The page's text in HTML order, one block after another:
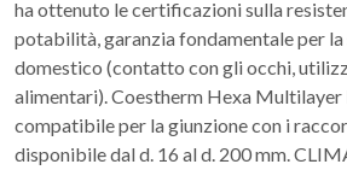
ha ottenuto le certificazioni sulla
potabilità, garanzia fondamentale per
domestico (contatto con gli occhi,
alimentari). Coestherm Hexa
compatibile per la giunzione con i
disponibile dal d. 16 al d. 200 mm.